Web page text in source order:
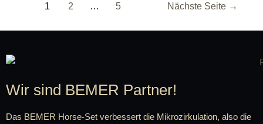
1 2 … 5 Nächste Seite →
Wir sind BEMER Partner!
Das BEMER Horse-Set verbessert die Mikrozirkulation, also die